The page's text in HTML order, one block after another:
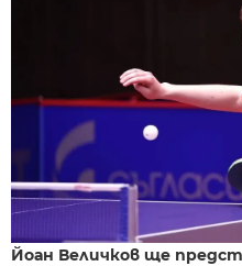
Йоан Величков ще